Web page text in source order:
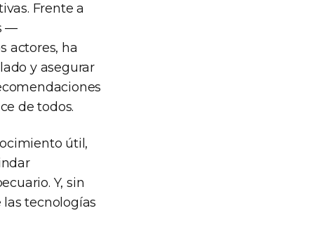
Frente a
—
actores, ha
y asegurar
de todos.
útil,
Y, sin
tecnologías